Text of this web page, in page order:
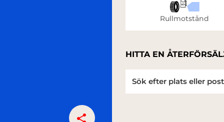
Rullmotstånd
HITTA EN